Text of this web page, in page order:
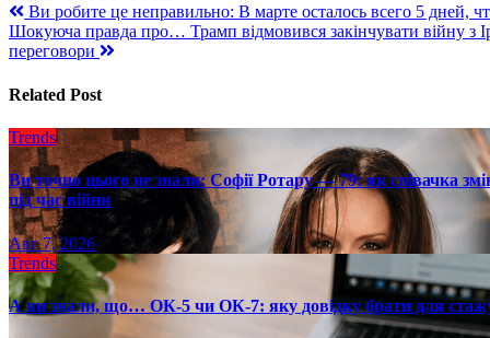
Навигация
по
Ви робите це неправильно: В марте осталось всего 5 дней,
Шокуюча правда про… Трамп відмовився закінчувати війну з
переговори
Related Post
Trends
Ви точно цього не знали: Софії Ротару — 79: як співачка
під час війни
Авг 7, 2026
Trends
А ви знали, що… ОК-5 чи ОК-7: яку довідку брати для